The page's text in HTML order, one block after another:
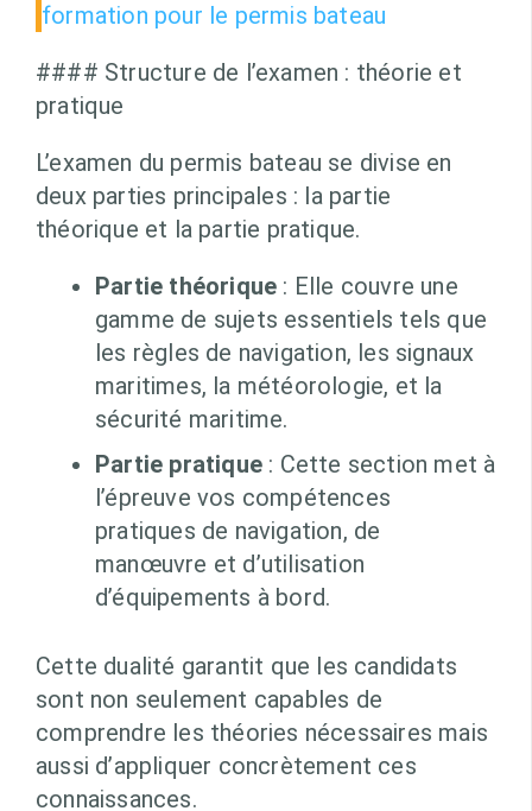
formation pour le permis bateau
#### Structure de l’examen : théorie et
pratique
L’examen du permis bateau se divise en
deux parties principales : la partie
théorique et la partie pratique.
Partie théorique : Elle couvre une
gamme de sujets essentiels tels que
les règles de navigation, les signaux
maritimes, la météorologie, et la
sécurité maritime.
Partie pratique : Cette section met à
l’épreuve vos compétences
pratiques de navigation, de
manœuvre et d’utilisation
d’équipements à bord.
Cette dualité garantit que les candidats
sont non seulement capables de
comprendre les théories nécessaires mais
aussi d’appliquer concrètement ces
connaissances.